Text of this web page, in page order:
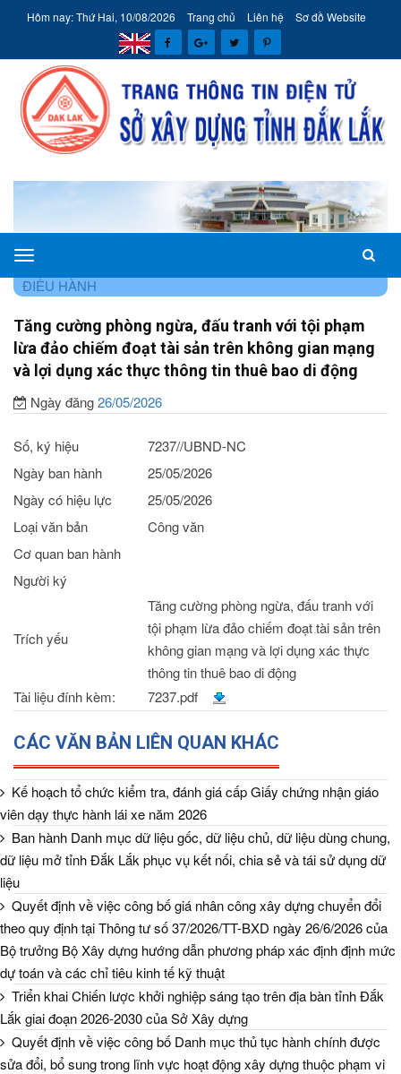
Hôm nay: Thứ Hai, 10/08/2026 Trang chủ Liên hệ Sơ đồ Website
Sở
Xây
tỉnh
Đắk
Lắk
TRANG CHỦ
VĂN BẢN CHỈ ĐẠO
ĐIỀU HÀNH
Tăng cường phòng ngừa, đấu tranh với tội phạm
lừa đảo chiếm đoạt tài sản trên không gian mạng
và lợi dụng xác thực thông tin thuê bao di động
Ngày đăng26/05/2026
Số, ký hiệu
7237//UBND-NC
Ngày ban hành
25/05/2026
Ngày có hiệu lực
25/05/2026
Loại văn bản
Công văn
Cơ quan ban hành
Người ký
Trích yếu
Tăng cường phòng ngừa, đấu tranh với
tội phạm lừa đảo chiếm đoạt tài sản trên
không gian mạng và lợi dụng xác thực
thông tin thuê bao di động
Tài liệu đính kèm:
7237.pdf
CÁC VĂN BẢN LIÊN QUAN KHÁC
Kế hoạch tổ chức kiểm tra, đánh giá cấp Giấy chứng nhận giáo
viên dạy thực hành lái xe năm 2026
Ban hành Danh mục dữ liệu gốc, dữ liệu chủ, dữ liệu dùng chung,
dữ liệu mở tỉnh Đắk Lắk phục vụ kết nối, chia sẻ và tái sử dụng dữ
liệu
Quyết định về việc công bố giá nhân công xây dựng chuyển đổi
theo quy định tại Thông tư số 37/2026/TT-BXD ngày 26/6/2026 của
Bộ trưởng Bộ Xây dựng hướng dẫn phương pháp xác định định mức
dự toán và các chỉ tiêu kinh tế kỹ thuật
Triển khai Chiến lược khởi nghiệp sáng tạo trên địa bàn tỉnh Đắk
Lắk giai đoạn 2026-2030 của Sở Xây dựng
Quyết định về việc công bố Danh mục thủ tục hành chính được
sửa đổi, bổ sung trong lĩnh vực hoạt động xây dựng thuộc phạm vi